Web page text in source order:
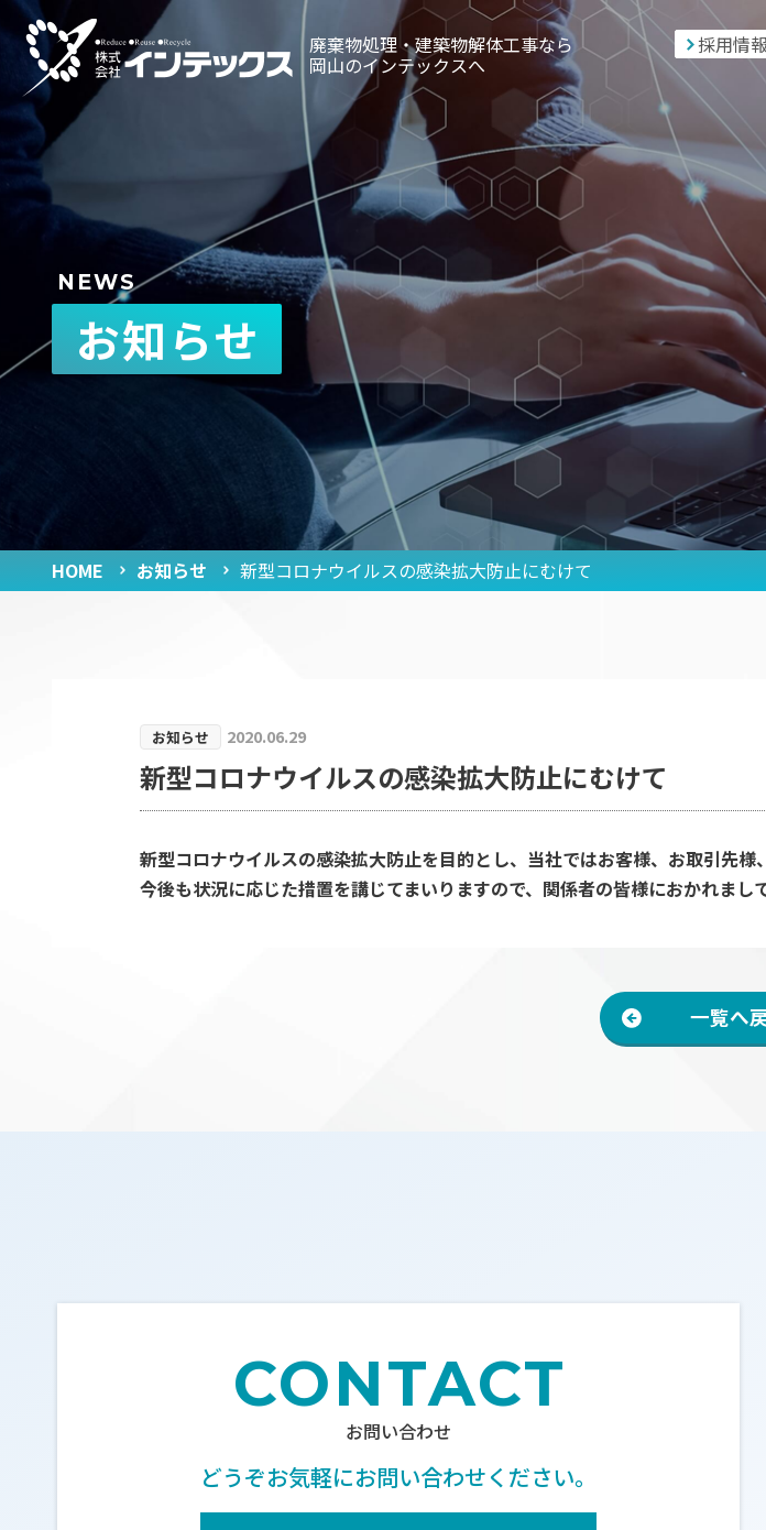
廃棄物処理・建築物解体工事なら
岡山のインテックスへ
採用情報
0120-89-5379
受付時間／8：00～17：00（土日除く）
廃棄物処理
取扱品目
産業廃棄物処理フロー
お客様お取引までの流れ
インテックスの
社長メッセージ
会社概要
NEWS
お知らせ
HOME お知らせ 新型コロナウイルスの感染拡大防止にむけて
お知らせ 2020.06.29
新型コロナウイルスの感染拡大防止にむけて
新型コロナウイルスの感染拡大防止を目的とし、当社ではお客様、お取引先
今後も状況に応じた措置を講じてまいりますので、関係者の皆様におかれまし
一覧へ
CONTACT
お問い合わせ
どうぞお気軽にお問い合わせください。